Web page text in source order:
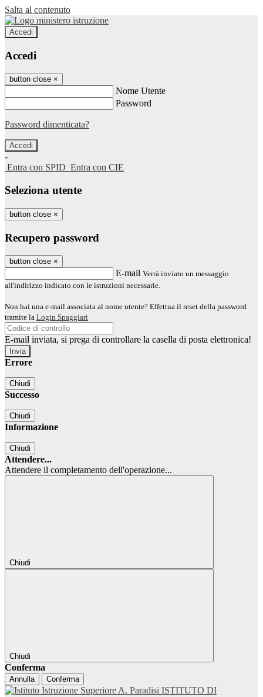
Salta al contenuto
Accedi
Accedi
button close ×
Nome Utente
Password
Password dimenticata?
-
Entra con SPID Entra con CIE
Seleziona utente
button close ×
Recupero password
button close ×
E-mail Verrà inviato un messaggio
all'indirizzo indicato con le istruzioni necessarie.
Non hai una e-mail associata al nome utente? Effettua il reset della password
tramite la Login Spaggiari
E-mail inviata, si prega di controllare la casella di posta elettronica!
Errore
Chiudi
Successo
Chiudi
Informazione
Chiudi
Attendere...
Attendere il completamento dell'operazione...
Chiudi
Chiudi
Conferma
Annulla Conferma
ISTITUTO DI